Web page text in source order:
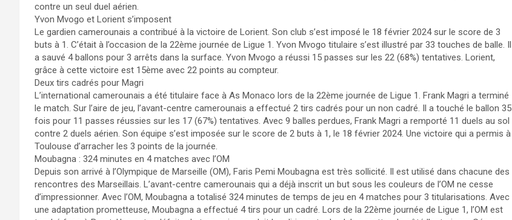
contre un seul duel aérien.
Yvon Mvogo et Lorient s’imposent
Le gardien camerounais a contribué à la victoire de Lorient. Son club s’est imposé le 18 février 2024 sur le score de 3
buts à 1. C’était à l’occasion de la 22ème journée de Ligue 1. Yvon Mvogo titulaire s’est illustré par 33 touches de balle. Il
a sauvé 4 ballons pour 3 arrêts dans la surface. Yvon Mvogo a réussi 15 passes sur les 22 (68%) tentatives. Lorient,
grâce à cette victoire est 15ème avec 22 points au compteur.
Deux tirs cadrés pour Magri
L’international camerounais a été titulaire face à As Monaco lors de la 22ème journée de Ligue 1. Frank Magri a terminé
le match. Sur l’aire de jeu, l’avant-centre camerounais a effectué 2 tirs cadrés pour un non cadré. Il a touché le ballon 35
fois pour 11 passes réussies sur les 17 (67%) tentatives. Avec 9 balles perdues, Frank Magri a remporté 11 duels au sol
contre 2 duels aérien. Son équipe s’est imposée sur le score de 2 buts à 1, le 18 février 2024. Une victoire qui a permis à
Toulouse d’arracher les 3 points de la journée.
Moubagna : 324 minutes en 4 matches avec l’OM
Depuis son arrivé à l’Olympique de Marseille (OM), Faris Pemi Moubagna est très sollicité. Il est utilisé dans chacune des
rencontres des Marseillais. L’avant-centre camerounais qui a déjà inscrit un but sous les couleurs de l’OM ne cesse
d’impressionner. Avec l’OM, Moubagna a totalisé 324 minutes de temps de jeu en 4 matches pour 3 titularisations. Avec
une adaptation prometteuse, Moubagna a effectué 4 tirs pour un cadré. Lors de la 22ème journée de Ligue 1, l’OM est